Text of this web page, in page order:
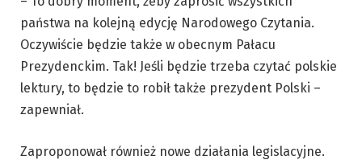
państwa na kolejną edycję Narodowego Czytania.
Oczywiście będzie także w obecnym Pałacu
Prezydenckim. Tak! Jeśli będzie trzeba czytać polskie
lektury, to będzie to robił także prezydent Polski –
zapewniał.
Zaproponował również nowe działania legislacyjne.